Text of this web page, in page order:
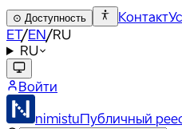
⊙ Доступность Контакт
ET/EN/RU
RU
Войти
nimistuПубличный